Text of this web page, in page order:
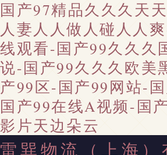
国产97精品久久久天
人妻人人做人碰人人
线观看-国产99久久久
说-国产99久久久欧美
产99区-国产99网站-
国产99在线A视频-国
影片天边朵云
雷巽物流（上海）